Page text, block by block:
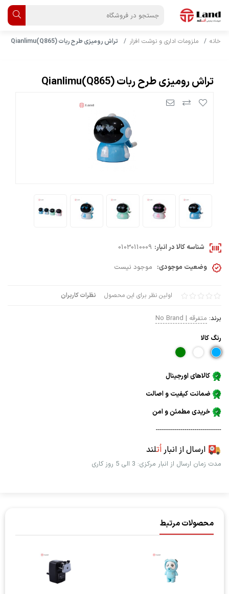
خانه ملزومات اداری و نوشت افزار تراش رومیزی طرح ربات Qianlimu(Q865)
تراش رومیزی طرح ربات Qianlimu(Q865)
اولین نظر برای این محصول نظرات کاربران
برند: متفرقه | No Brand
رنگ كالا
کالاهای اورجینال
ضمانت کیفیت و اصالت
خریدی مطمئن و امن
--------------------------------
ارسال از انباراُتلند
مدت زمان ارسال از انبار مرکزی: 3 الی 5 روز کاری
شناسه کالا در انبار: 01030110009
وضعیت موجودی: موجود نیست
محصولات مرتبط